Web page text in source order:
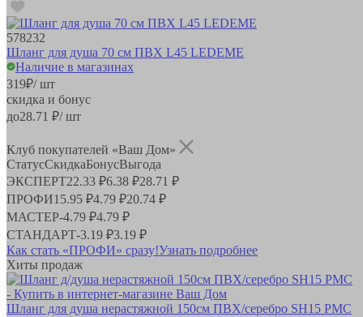
578232
Шланг для душа 70 см ПВХ L45 LEDEME
Наличие в магазинах
319₽/ шт
скидка и бонус
до28.71 ₽/ шт
Клуб покупателей «Ваш Дом»
СтатусСкидкаБонусВыгода
ЭКСПЕРТ22.33 ₽6.38 ₽28.71 ₽
ПРОФИ15.95 ₽4.79 ₽20.74 ₽
МАСТЕР-4.79 ₽4.79 ₽
СТАНДАРТ-3.19 ₽3.19 ₽
Как стать «ПРОФИ» сразу!Узнать подробнее
Хиты продаж
Шланг для душа нерастяжной 150см ПВХ/серебро SH15 РМС